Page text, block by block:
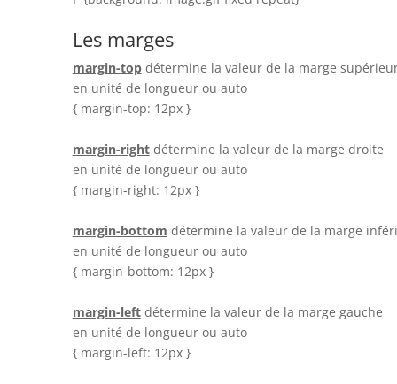
Les marges
margin-topdétermine la valeur de la marge
en unité de longueur ou auto
{ margin-top: 12px }
margin-rightdétermine la valeur de la marge droite
en unité de longueur ou auto
{ margin-right: 12px }
margin-bottom détermine la valeur de la marge
en unité de longueur ou auto
{ margin-bottom: 12px }
margin-leftdétermine la valeur de la marge gauche
en unité de longueur ou auto
{ margin-left: 12px }